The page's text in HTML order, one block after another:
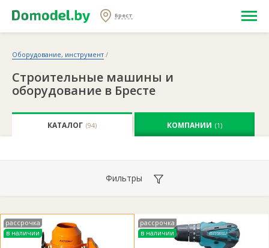
Брест
Оборудование, инструмент /
Строительные машины и
оборудование в Бресте
КАТАЛОГ (94) КОМПАНИИ (1)
Фильтры
рассрочка
в наличии
рассрочка
в наличии